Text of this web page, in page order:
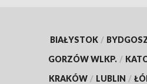
BIAŁYSTOK /
GORZÓW WLKP. /
KRAKÓW / LUBLIN /